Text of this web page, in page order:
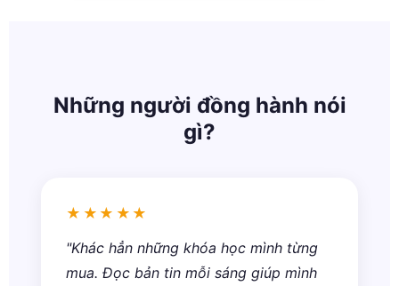
Những người đồng hành nói
gì?
★★★★★
"Khác hẳn những khóa học mình từng
mua. Đọc bản tin mỗi sáng giúp mình